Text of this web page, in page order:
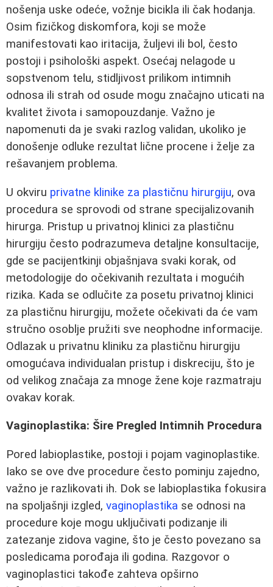
nošenja uske odeće, vožnje bicikla ili čak hodanja.
Osim fizičkog diskomfora, koji se može
manifestovati kao iritacija, žuljevi ili bol, često
postoji i psihološki aspekt. Osećaj nelagode u
sopstvenom telu, stidljivost prilikom intimnih
odnosa ili strah od osude mogu značajno uticati na
kvalitet života i samopouzdanje. Važno je
napomenuti da je svaki razlog validan, ukoliko je
donošenje odluke rezultat lične procene i želje za
rešavanjem problema.
U okviru privatne klinike za plastičnu hirurgiju, ova
procedura se sprovodi od strane specijalizovanih
hirurga. Pristup u privatnoj klinici za plastičnu
hirurgiju često podrazumeva detaljne konsultacije,
gde se pacijentkinji objašnjava svaki korak, od
metodologije do očekivanih rezultata i mogućih
rizika. Kada se odlučite za posetu privatnoj klinici
za plastičnu hirurgiju, možete očekivati da će vam
stručno osoblje pružiti sve neophodne informacije.
Odlazak u privatnu kliniku za plastičnu hirurgiju
omogućava individualan pristup i diskreciju, što je
od velikog značaja za mnoge žene koje razmatraju
ovakav korak.
Vaginoplastika: Šire Pregled Intimnih Procedura
Pored labioplastike, postoji i pojam vaginoplastike.
Iako se ove dve procedure često pominju zajedno,
važno je razlikovati ih. Dok se labioplastika fokusira
na spoljašnji izgled, vaginoplastika se odnosi na
procedure koje mogu uključivati podizanje ili
zatezanje zidova vagine, što je često povezano sa
posledicama porođaja ili godina. Razgovor o
vaginoplastici takođe zahteva opširno